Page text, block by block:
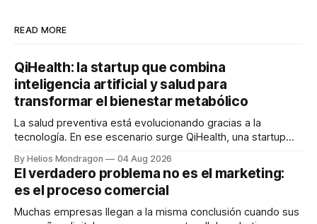
READ MORE
QiHealth: la startup que combina
inteligencia artificial y salud para
transformar el bienestar metabólico
La salud preventiva está evolucionando gracias a la
tecnología. En ese escenario surge QiHealth, una startup
dispositivos inteligentes, inteligencia artificial y monitoreo
en tiempo real para ayudar a las personas a tomar mejores
decisiones sobre su salud metabólica. Su propuesta busca
responder
By Helios Mondragon 04 Aug 2026
El verdadero problema no es el marketing:
es el proceso comercial
Muchas empresas llegan a la misma conclusión cuando sus